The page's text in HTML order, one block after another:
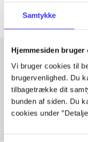
Samtykke
Hjemmesiden bruger
Vi bruger cookies til
brugervenlighed. Du
tilbagetrække dit
bunden af siden. Du
cookies under
Artikler med
Fra